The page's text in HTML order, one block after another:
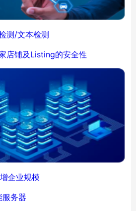
测/文本检测
店铺及Listing的安全性
企业规模
务器